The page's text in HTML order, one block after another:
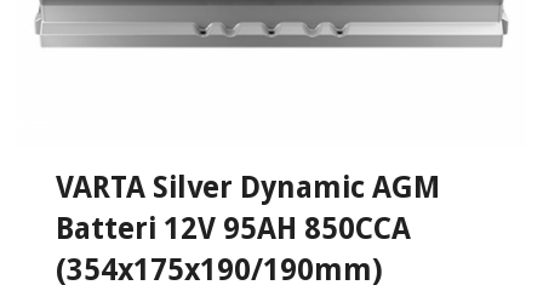
VARTA Silver Dynamic AGM
Batteri 12V 95AH 850CCA
(354x175x190/190mm)